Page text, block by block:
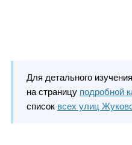
Для детального
на страницу подробной
список всех улиц